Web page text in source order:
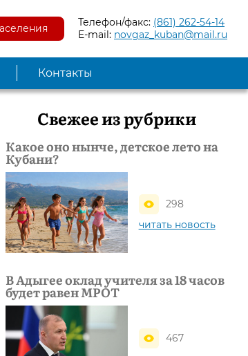
Телефон/факс: (861) 262-54-14
E-mail: novgaz_kuban@mail.ru
Контакты
Свежее из рубрики
Какое оно нынче, детское лето на
Кубани?
298
читать новость
В Адыгее оклад учителя за 18 часов
будет равен МРОТ
467